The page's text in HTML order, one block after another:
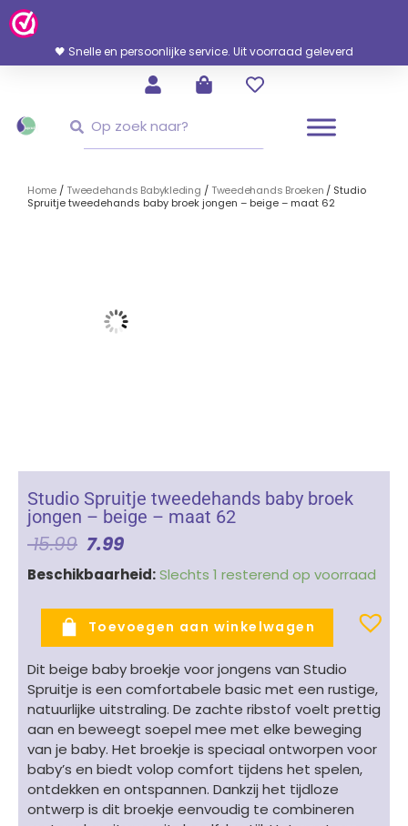
Ga
Naar
Inhoud
🖤 Snelle en persoonlijke service. Uit voorraad geleverd
Home / Tweedehands Babykleding / Tweedehands Broeken / Studio
Spruitje tweedehands baby broek jongen – beige – maat 62
Studio Spruitje tweedehands baby broek
jongen – beige – maat 62
15.99 Oorspronkelijke
Was:
7.99Huidige
Prijs
Is:
Beschikbaarheid:Slechts 1 resterend op voorraad
Studio
tweedehands
jongen
-
beige
-
maat
62
aantal
Toevoegen aan winkelwagen
Dit beige baby broekje voor jongens van Studio
Spruitje is een comfortabele basic met een rustige,
natuurlijke uitstraling. De zachte ribstof voelt prettig
aan en beweegt soepel mee met elke beweging
van je baby. Het broekje is speciaal ontworpen voor
baby’s en biedt volop comfort tijdens het spelen,
ontdekken en ontspannen. Dankzij het tijdloze
ontwerp is dit broekje eenvoudig te combineren